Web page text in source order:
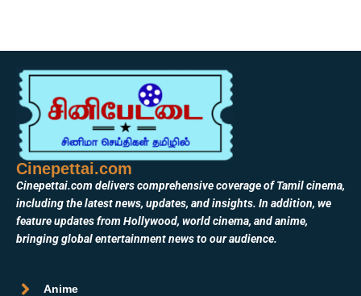
Cinepettai.com
Cinepettai.com delivers comprehensive coverage of Tamil cinema,
including the latest news, updates, and insights. In addition, we
feature updates from Hollywood, world cinema, and anime,
bringing global entertainment news to our audience.
Anime